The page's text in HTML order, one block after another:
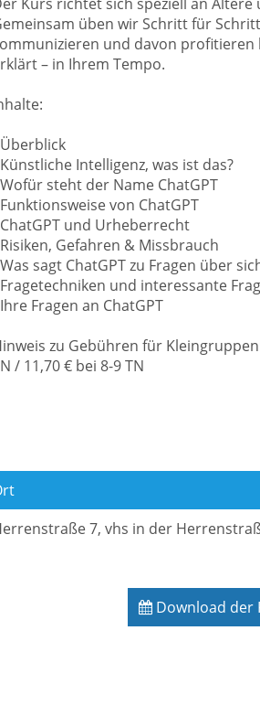
üben wir Schritt für
und davon profitieren
– in Ihrem Tempo.
Intelligenz, was ist das?
steht der Name ChatGPT
von ChatGPT
und Urheberrecht
Gefahren & Missbrauch
sagt ChatGPT zu Fragen über
und interessante
Fragen an ChatGPT
zu Gebühren für
/ 11,70 € bei 8-9 TN
7, vhs in der
Download der